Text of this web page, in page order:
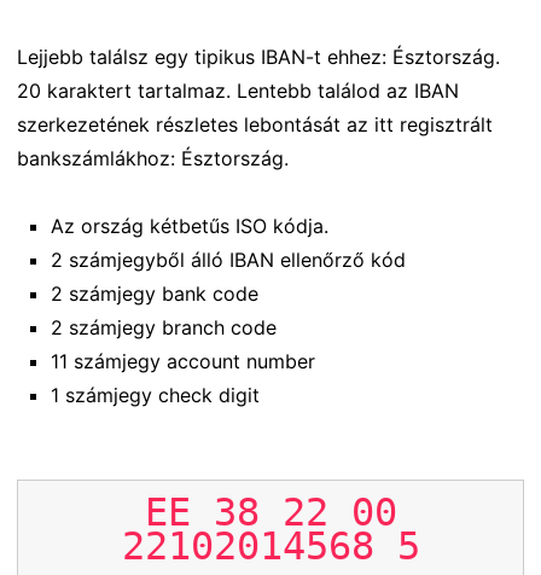
Lejjebb találsz egy tipikus IBAN-t ehhez: Észtország.
20 karaktert tartalmaz. Lentebb találod az IBAN
szerkezetének részletes lebontását az itt regisztrált
bankszámlákhoz: Észtország.
Az ország kétbetűs ISO kódja.
2 számjegyből álló IBAN ellenőrző kód
2 számjegy bank code
2 számjegy branch code
11 számjegy account number
1 számjegy check digit
EE 38 22 00
22102014568 5